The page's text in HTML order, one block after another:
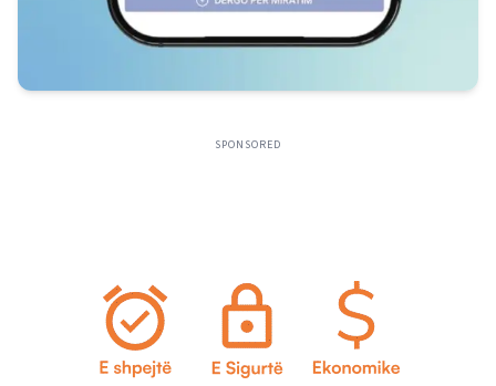
SPONSORED